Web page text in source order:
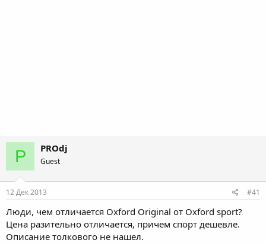
P PROdj
Guest
12 Дек 2013 #41
Люди, чем отличается Oxford Original от Oxford sport?
Цена разительно отличается, причем спорт дешевле.
Описание толкового не нашел.